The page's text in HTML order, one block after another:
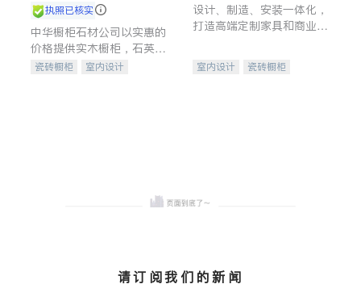
执照已核实
中华橱柜石材公司以实惠的
价格提供实木橱柜，石英石
台面，多种优质不锈钢水
瓷砖橱柜
室内设计
设计、制造、安装一体化，
打造高端定制家具和商业空
室内设计
瓷砖橱柜
请订阅我们的新闻